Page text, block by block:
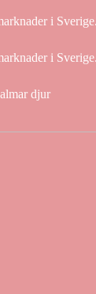
i
i
djur